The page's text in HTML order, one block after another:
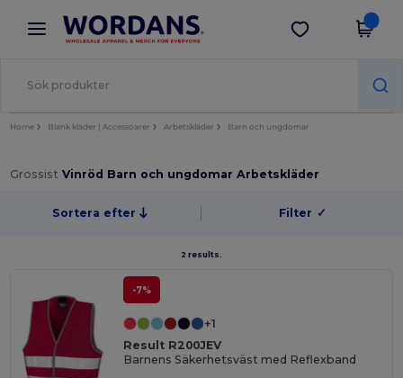
× Wordans-app
Bättre priser i appen!
Hämta app
Home Blank kläder | Accessoarer Arbetskläder Barn och ungdomar
Grossist Vinröd Barn och ungdomar Arbetskläder
Sortera efter Filter ✓
2 results.
-7%
+1
Result R200JEV
Barnens Säkerhetsväst med Reflexband